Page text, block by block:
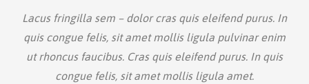
Lacus fringilla sem – dolor cras quis eleifend purus. In
quis congue felis, sit amet mollis ligula pulvinar enim
ut rhoncus faucibus. Cras quis eleifend purus. In quis
congue felis, sit amet mollis ligula amet.